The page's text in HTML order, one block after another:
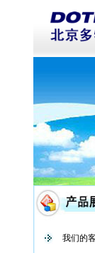
我们的